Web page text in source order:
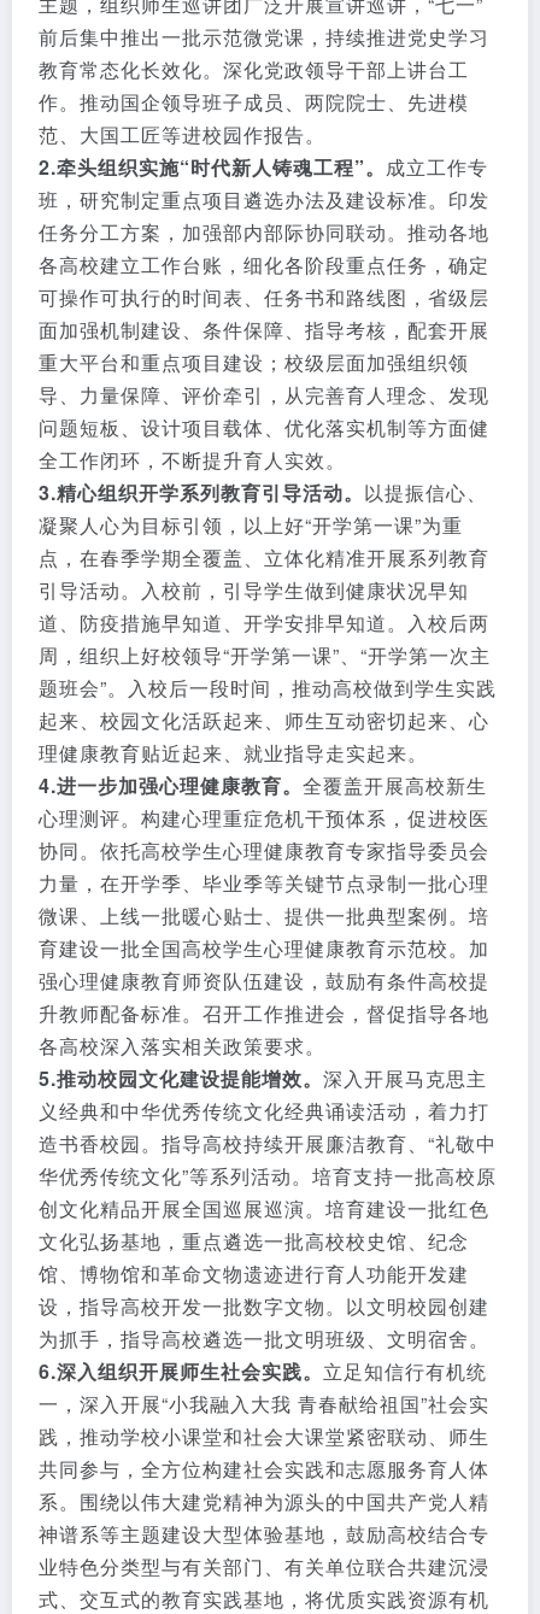
前后集中推出一批示范微党课，持续推进党史学习
教育常态化长效化。深化党政领导干部上讲台工
作。推动国企领导班子成员、两院院士、先进模
范、大国工匠等进校园作报告。
2.牵头组织实施“时代新人铸魂工程”。 成立工作专
班，研究制定重点项目遴选办法及建设标准。印发
任务分工方案，加强部内部际协同联动。推动各地
各高校建立工作台账，细化各阶段重点任务，确定
可操作可执行的时间表、任务书和路线图，省级层
面加强机制建设、条件保障、指导考核，配套开展
重大平台和重点项目建设；校级层面加强组织领
导、力量保障、评价牵引，从完善育人理念、发现
问题短板、设计项目载体、优化落实机制等方面健
全工作闭环，不断提升育人实效。
3.精心组织开学系列教育引导活动。 以提振信心、
凝聚人心为目标引领，以上好“开学第一课”为重
点，在春季学期全覆盖、立体化精准开展系列教育
引导活动。入校前，引导学生做到健康状况早知
道、防疫措施早知道、开学安排早知道。入校后两
周，组织上好校领导“开学第一课”、“开学第一次主
题班会”。入校后一段时间，推动高校做到学生实践
起来、校园文化活跃起来、师生互动密切起来、心
理健康教育贴近起来、就业指导走实起来。
4.进一步加强心理健康教育。 全覆盖开展高校新生
心理测评。构建心理重症危机干预体系，促进校医
协同。依托高校学生心理健康教育专家指导委员会
力量，在开学季、毕业季等关键节点录制一批心理
微课、上线一批暖心贴士、提供一批典型案例。培
育建设一批全国高校学生心理健康教育示范校。加
强心理健康教育师资队伍建设，鼓励有条件高校提
升教师配备标准。召开工作推进会，督促指导各地
各高校深入落实相关政策要求。
5.推动校园文化建设提能增效。 深入开展马克思主
义经典和中华优秀传统文化经典诵读活动，着力打
造书香校园。指导高校持续开展廉洁教育、“礼敬中
华优秀传统文化”等系列活动。培育支持一批高校原
创文化精品开展全国巡展巡演。培育建设一批红色
文化弘扬基地，重点遴选一批高校校史馆、纪念
馆、博物馆和革命文物遗迹进行育人功能开发建
设，指导高校开发一批数字文物。以文明校园创建
为抓手，指导高校遴选一批文明班级、文明宿舍。
6.深入组织开展师生社会实践。 立足知信行有机统
一，深入开展“小我融入大我 青春献给祖国”社会实
践，推动学校小课堂和社会大课堂紧密联动、师生
共同参与，全方位构建社会实践和志愿服务育人体
系。围绕以伟大建党精神为源头的中国共产党人精
神谱系等主题建设大型体验基地，鼓励高校结合专
业特色分类型与有关部门、有关单位联合共建沉浸
式、交互式的教育实践基地，将优质实践资源有机